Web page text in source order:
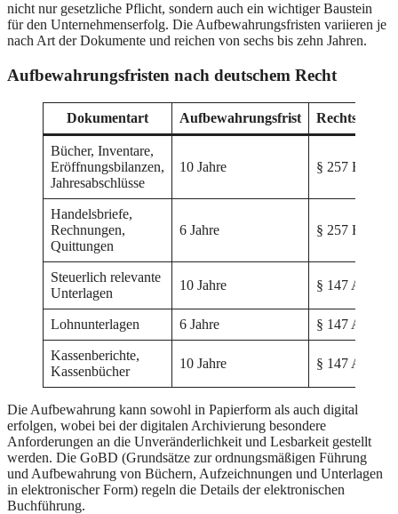
nicht nur gesetzliche Pflicht, sondern auch ein wichtiger Baustein
für den Unternehmenserfolg. Die Aufbewahrungsfristen variieren je
nach Art der Dokumente und reichen von sechs bis zehn Jahren.
Aufbewahrungsfristen nach deutschem Recht
Dokumentart Aufbewahrungsfrist
Bücher, Inventare,
Eröffnungsbilanzen,
Jahresabschlüsse
10 Jahre § 257 HGB
Handelsbriefe,
Rechnungen,
Quittungen
6 Jahre § 257 HGB
Steuerlich relevante
Unterlagen
10 Jahre § 147 AO
Lohnunterlagen 6 Jahre § 147 AO
Kassenberichte,
Kassenbücher
10 Jahre § 147 AO
Die Aufbewahrung kann sowohl in Papierform als auch digital
erfolgen, wobei bei der digitalen Archivierung besondere
Anforderungen an die Unveränderlichkeit und Lesbarkeit gestellt
werden. Die GoBD (Grundsätze zur ordnungsmäßigen Führung
und Aufbewahrung von Büchern, Aufzeichnungen und Unterlagen
in elektronischer Form) regeln die Details der elektronischen
Buchführung.